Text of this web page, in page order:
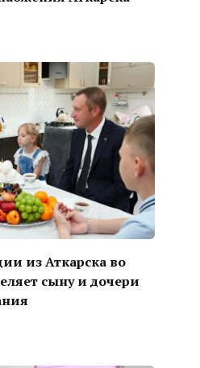
из Аткарска во
сыну и дочери